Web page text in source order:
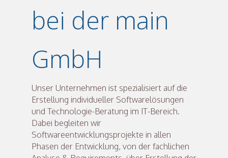
bei der main
GmbH
Unser Unternehmen ist spezialisiert auf die
Erstellung individueller Softwarelösungen
und Technologie-Beratung im IT-Bereich.
Dabei begleiten wir
Softwareentwicklungsprojekte in allen
Phasen der Entwicklung, von der fachlichen